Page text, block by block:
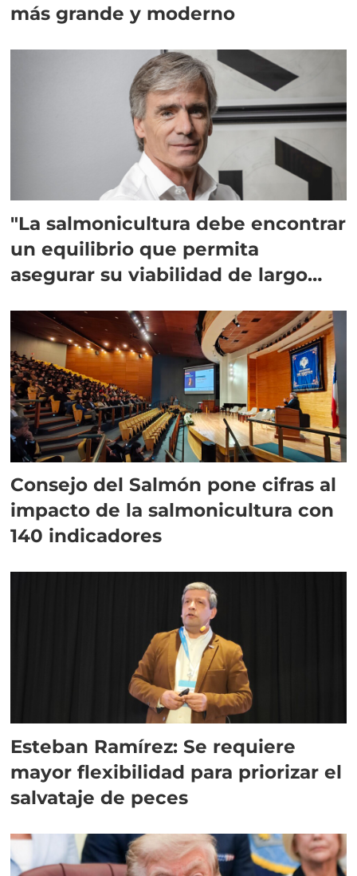
más grande y moderno
"La salmonicultura debe encontrar
un equilibrio que permita
asegurar su viabilidad de largo
Consejo del Salmón pone cifras al
impacto de la salmonicultura con
140 indicadores
Esteban Ramírez: Se requiere
mayor flexibilidad para priorizar el
salvataje de peces